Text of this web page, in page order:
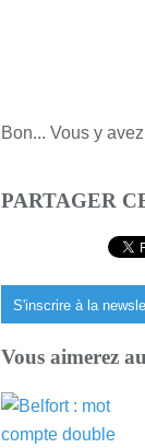
Bon... Vous y
PARTAGER
S'inscrire à la
Vous aimerez